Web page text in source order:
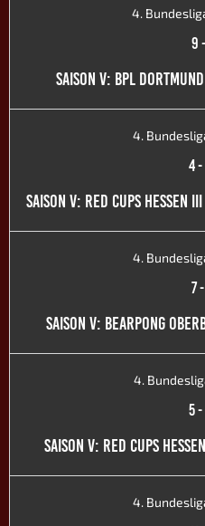
4.
9-
SAISON V: BPL
4.
4-
SAISON V: RED CUPS HESSEN
4.
7-
SAISON V: BEARPONG
4.
5-
SAISON V: RED CUPS
4.